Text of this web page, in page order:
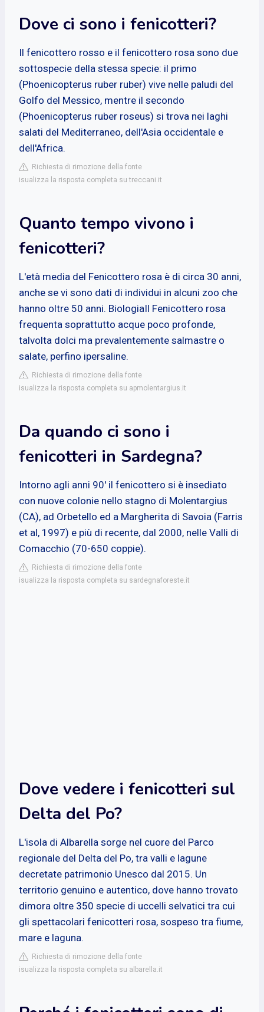
Dove ci sono i fenicotteri?
Il fenicottero rosso e il fenicottero rosa sono due
sottospecie della stessa specie: il primo
(Phoenicopterus ruber ruber) vive nelle paludi del
Golfo del Messico, mentre il secondo
(Phoenicopterus ruber roseus) si trova nei laghi
salati del Mediterraneo, dell'Asia occidentale e
dell'Africa.
Richiesta di rimozione della fonte
isualizza la risposta completa su treccani.it
Quanto tempo vivono i
fenicotteri?
L'età media del Fenicottero rosa è di circa 30 anni,
anche se vi sono dati di individui in alcuni zoo che
hanno oltre 50 anni. BiologiaIl Fenicottero rosa
frequenta soprattutto acque poco profonde,
talvolta dolci ma prevalentemente salmastre o
salate, perfino ipersaline.
Richiesta di rimozione della fonte
isualizza la risposta completa su apmolentargius.it
Da quando ci sono i
fenicotteri in Sardegna?
Intorno agli anni 90' il fenicottero si è insediato
con nuove colonie nello stagno di Molentargius
(CA), ad Orbetello ed a Margherita di Savoia (Farris
et al, 1997) e più di recente, dal 2000, nelle Valli di
Comacchio (70-650 coppie).
Richiesta di rimozione della fonte
isualizza la risposta completa su sardegnaforeste.it
Dove vedere i fenicotteri sul
Delta del Po?
L'isola di Albarella sorge nel cuore del Parco
regionale del Delta del Po, tra valli e lagune
decretate patrimonio Unesco dal 2015. Un
territorio genuino e autentico, dove hanno trovato
dimora oltre 350 specie di uccelli selvatici tra cui
gli spettacolari fenicotteri rosa, sospeso tra fiume,
mare e laguna.
Richiesta di rimozione della fonte
isualizza la risposta completa su albarella.it